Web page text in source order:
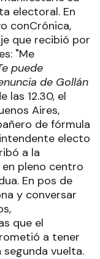
electoral. En
conCrónica,
que recibió por
"Me
puede
de Gollán
las 12.30, el
Aires,
de fórmula
electo
a la
pleno centro
En pos de
y conversar
que el
a tener
vuelta.